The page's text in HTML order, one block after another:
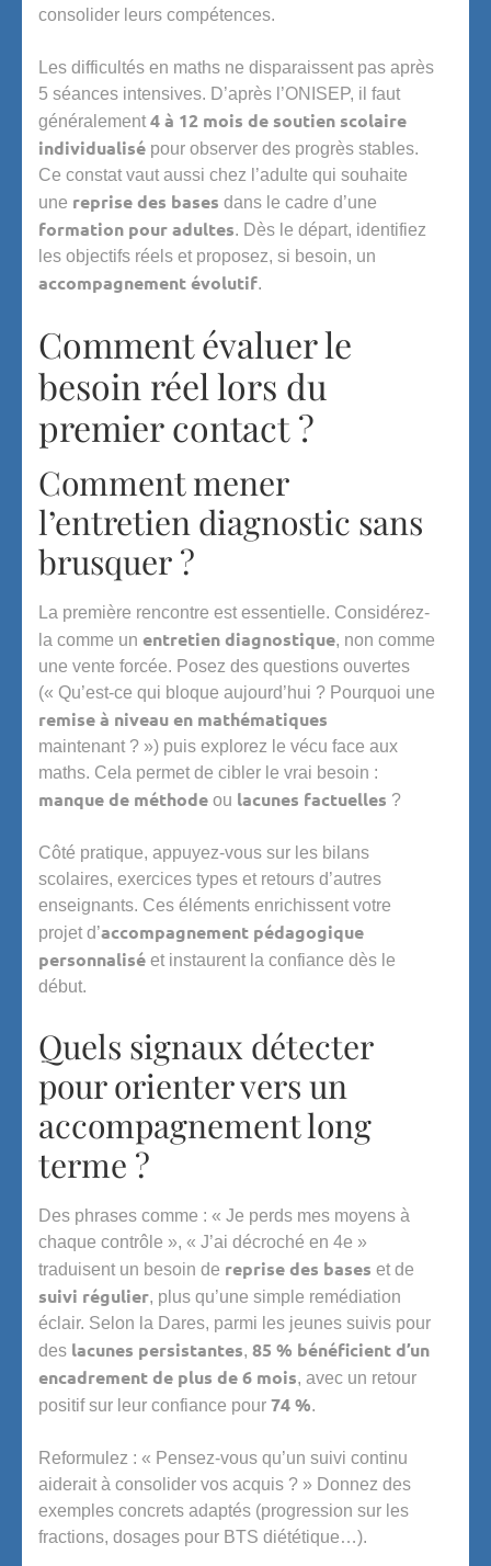
consolider leurs compétences.
Les difficultés en maths ne disparaissent pas après
5 séances intensives. D’après l’ONISEP, il faut
généralement 4 à 12 mois de soutien scolaire
individualisé pour observer des progrès stables.
Ce constat vaut aussi chez l’adulte qui souhaite
une reprise des bases dans le cadre d’une
formation pour adultes. Dès le départ, identifiez
les objectifs réels et proposez, si besoin, un
accompagnement évolutif.
Comment évaluer le
besoin réel lors du
premier contact ?
Comment mener
l’entretien diagnostic sans
brusquer ?
La première rencontre est essentielle. Considérez-
la comme un entretien diagnostique, non comme
une vente forcée. Posez des questions ouvertes
(« Qu’est-ce qui bloque aujourd’hui ? Pourquoi une
remise à niveau en mathématiques
maintenant ? ») puis explorez le vécu face aux
maths. Cela permet de cibler le vrai besoin :
manque de méthode ou lacunes factuelles ?
Côté pratique, appuyez-vous sur les bilans
scolaires, exercices types et retours d’autres
enseignants. Ces éléments enrichissent votre
projet d’accompagnement pédagogique
personnalisé et instaurent la confiance dès le
début.
Quels signaux détecter
pour orienter vers un
accompagnement long
terme ?
Des phrases comme : « Je perds mes moyens à
chaque contrôle », « J’ai décroché en 4e »
traduisent un besoin de reprise des bases et de
suivi régulier, plus qu’une simple remédiation
éclair. Selon la Dares, parmi les jeunes suivis pour
des lacunes persistantes, 85 % bénéficient d’un
encadrement de plus de 6 mois, avec un retour
positif sur leur confiance pour 74 %.
Reformulez : « Pensez-vous qu’un suivi continu
aiderait à consolider vos acquis ? » Donnez des
exemples concrets adaptés (progression sur les
fractions, dosages pour BTS diététique…).